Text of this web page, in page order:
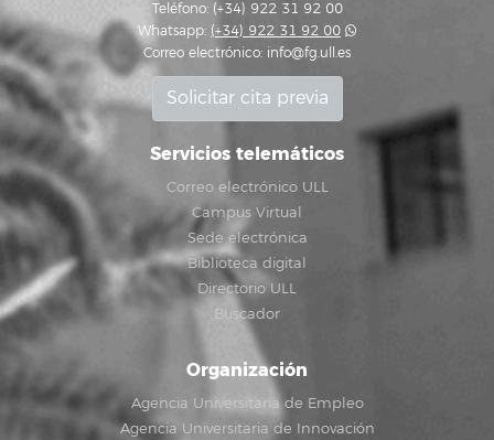
Teléfono: (+34) 922 31 92 00
Whatsapp: (+34) 922 31 92 00
Correo electrónico: info@fg.ull.es
Solicitar cita previa
Servicios telemáticos
Correo electrónico ULL
Campus Virtual
Sede electrónica
Biblioteca digital
Directorio ULL
Buscador
Organización
Agencia Universitaria de Empleo
Agencia Universitaria de Innovación